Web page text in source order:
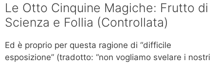
Le Otto Cinquine Magiche: Frutto di
Scienza e Follia (Controllata)
Ed è proprio per questa ragione di “difficile
esposizione” (tradotto: “non vogliamo svelare i nostri